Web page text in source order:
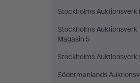
Stockholms Auktionsverk
Stockholms Auktionsverk
Magasin 5
Stockholms Auktionsverk
Södermanlands